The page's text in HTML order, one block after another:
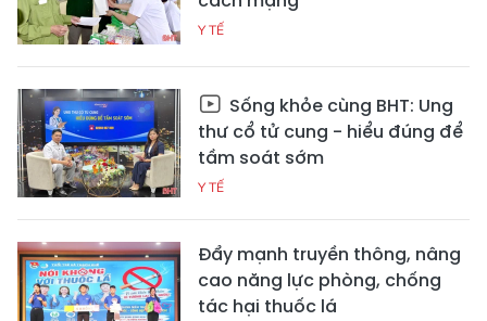
Y TẾ
Sống khỏe cùng BHT: Ung
thư cổ tử cung - hiểu đúng để
tầm soát sớm
Y TẾ
Đẩy mạnh truyền thông, nâng
cao năng lực phòng, chống
tác hại thuốc lá